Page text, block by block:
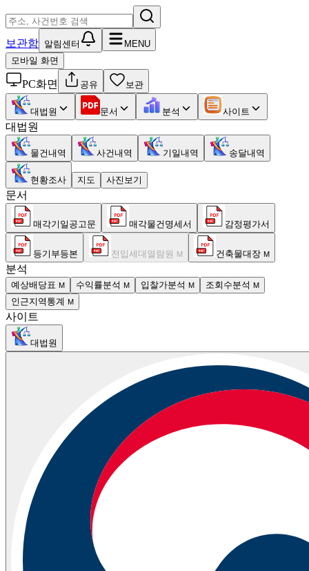
보관함 알림센터
MENU
모바일 화면
PC화면 공유 보관
대법원 문서 분석 사이트
대법원
물건내역 사건내역 기일내역 송달내역
현황조사 지도 사진보기
문서
매각기일공고문 매각물건명세서 감정평가서
등기부등본 전입세대열람원 M 건축물대장 M
분석
예상배당표 M 수익률분석 M 입찰가분석 M 조회수분석 M
인근지역통계 M
사이트
대법원